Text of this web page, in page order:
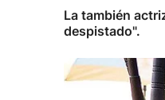
La también
despistado".